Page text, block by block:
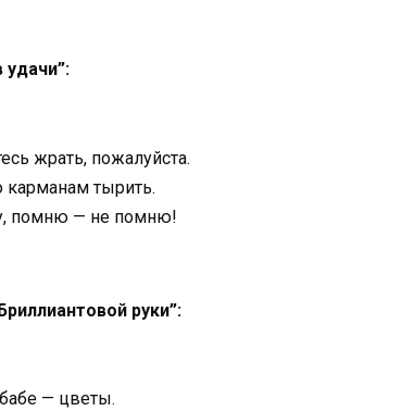
жрать, пожалуйста.
карманам тырить.
помню — не помню!
руки”:
— цветы.